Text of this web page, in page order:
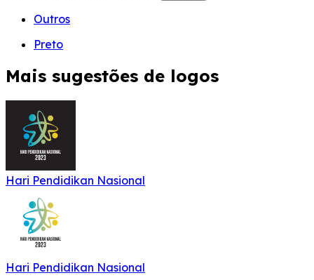
Outros
Preto
Mais sugestões de logos
Hari Pendidikan Nasional
Hari Pendidikan Nasional